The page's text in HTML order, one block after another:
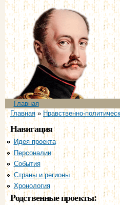
Главное меню
Главная
Вы здесь
Главная» Нравственно-
Навигация
Идея проекта
Персоналии
События
Страны и регионы
Хронология
Родственные проекты: